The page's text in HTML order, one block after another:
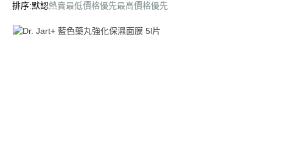
排序:默認熱賣最低價格優先最高價格優先